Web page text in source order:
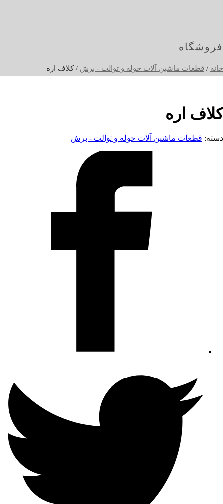
فروشگاه
خانه / قطعات ماشین آلات حوله و توالت - برش / کلاف اره
کلاف اره
دسته: قطعات ماشین آلات حوله و توالت - برش